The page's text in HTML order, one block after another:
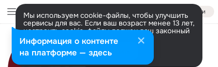
Войти
Мы используем cookie-файлы, чтобы улучшить
сервисы для вас. Если ваш возраст менее 13 лет,
настроить cookie-файлы должен ваш законный
представитель. Больше информации
Разрешить все Настроить
Исполнитель
Виктория Барс
Информация о контенте
на платформе — здесь